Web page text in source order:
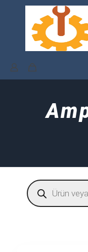
Products
search